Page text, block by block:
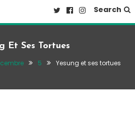
Search
Et Ses Tortues
5 Yesung et ses tortues